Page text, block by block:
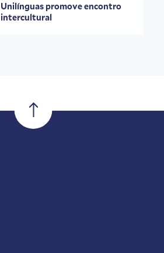
Unilínguas promove encontro
intercultural